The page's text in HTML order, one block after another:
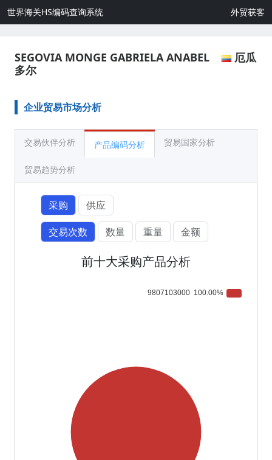
世界海关HS编码查询系统 外贸获客
SEGOVIA MONGE GABRIELA ANABEL
厄瓜
多尔
企业贸易市场分析
交易伙伴分析 产品编码分析 贸易国家分析
贸易趋势分析
采购
供应
交易次数
数量 重量 金额
前十大采购产品分析